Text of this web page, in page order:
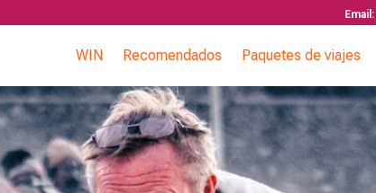
Email:
WIN Recomendados Paquetes de viajes